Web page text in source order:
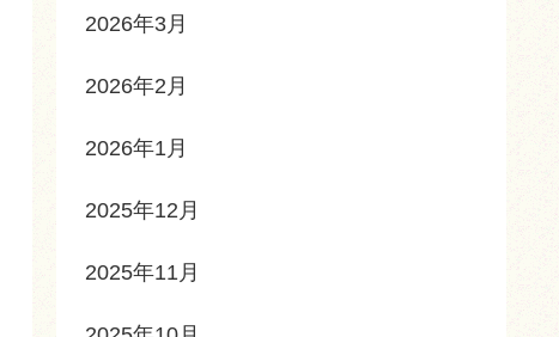
2026年3月
2026年2月
2026年1月
2025年12月
2025年11月